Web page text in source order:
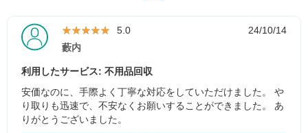
★★★★★
★★★★★ 5.0
24/10/14
藪内
利用したサービス: 不用品回収
安価なのに、手際よく丁寧な対応をしていただけました。 や
り取りも迅速で、不安なくお願いすることができました。 あ
りがとうございました。